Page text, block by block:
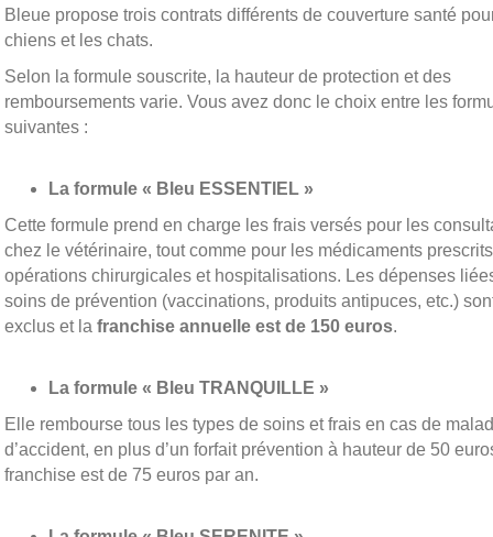
Bleue propose trois contrats différents de couverture santé
chiens et les chats.
Selon la formule souscrite, la hauteur de protection et des
remboursements varie. Vous avez donc le choix entre les
suivantes :
La formule « Bleu ESSENTIEL »
Cette formule prend en charge les frais versés pour les
chez le vétérinaire, tout comme pour les médicaments
opérations chirurgicales et hospitalisations. Les dépenses
soins de prévention (vaccinations, produits antipuces, etc.)
exclus et la franchise annuelle est de 150 euros.
La formule « Bleu TRANQUILLE »
Elle rembourse tous les types de soins et frais en cas de
d’accident, en plus d’un forfait prévention à hauteur de 50
franchise est de 75 euros par an.